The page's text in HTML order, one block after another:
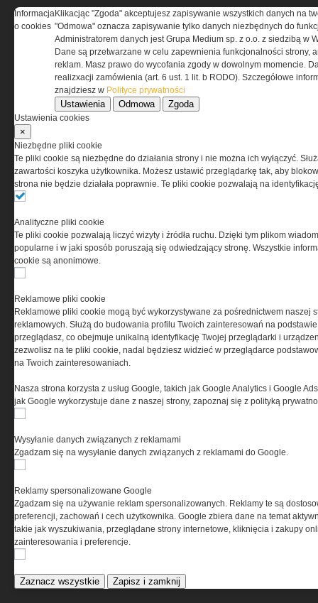
IZOLACJE.COM.PL
Kompozyt wapienno-konopny
jako materiał termoizolacyjny
ścian zewnętrznych
Materiały termoizolacyjne
przeznaczone do wysokich
temperatur -...
Warunki Techniczne 2021 dla
RYNEKINSTALACYJNY.PL
wodociągowe – stan prawny
Zapotrzebowanie na moc
cieplną i energię użytkową do
podgrzania ciepłej wody
gazowych
ELEKTRO.INFO
WAGO 221 - teraz również w
wersji 6 mm²
Jak wybrać lampy wiszące do
domu?
Informacja
o cookies
Klikacjąc "Zgoda" akceptujesz zapisywanie wszystkich danych na
"Odmowa" oznacza zapisywanie tylko danych niezbędnych do
Administratorem danych jest Grupa Medium sp. z o.o. z siedzibą w
Dane są przetwarzane w celu zapewnienia funkcjonalności strony,
reklam. Masz prawo do wycofania zgody w dowolnym momencie.
realizxacji zamówienia (art. 6 ust. 1 lit. b RODO). Szczegółowe
znajdziesz w Polityce prywatności
Ustawienia Odmowa Zgoda
Ustawienia cookies
×
Niezbędne pliki cookie
Te pliki cookie są niezbędne do działania strony i nie można ich wyłączyć.
zawartości koszyka użytkownika. Możesz ustawić przeglądarkę tak, aby
strona nie będzie działała poprawnie. Te pliki cookie pozwalają na
Analityczne pliki cookie
Te pliki cookie pozwalają liczyć wizyty i źródła ruchu. Dzięki tym plikom
popularne i w jaki sposób poruszają się odwiedzający stronę. Wszystkie
cookie są anonimowe.
Reklamowe pliki cookie
Reklamowe pliki cookie mogą być wykorzystywane za pośrednictwem naszej
reklamowych. Służą do budowania profilu Twoich zainteresowań na
przeglądasz, co obejmuje unikalną identyfikację Twojej przeglądarki i
zezwolisz na te pliki cookie, nadal będziesz widzieć w przeglądarce
na Twoich zainteresowaniach.
Nasza strona korzysta z usług Google, takich jak Google Analytics i Google
jak Google wykorzystuje dane z naszej strony, zapoznaj się z polityką
Wysyłanie danych związanych z reklamami
Zgadzam się na wysyłanie danych związanych z reklamami do Google.
Reklamy spersonalizowane Google
Zgadzam się na używanie reklam spersonalizowanych. Reklamy te są
preferencji, zachowań i cech użytkownika. Google zbiera dane na temat
takie jak wyszukiwania, przeglądane strony internetowe, kliknięcia i zakupy
zainteresowania i preferencje.
Zaznacz wszystkie Zapisz i zamknij